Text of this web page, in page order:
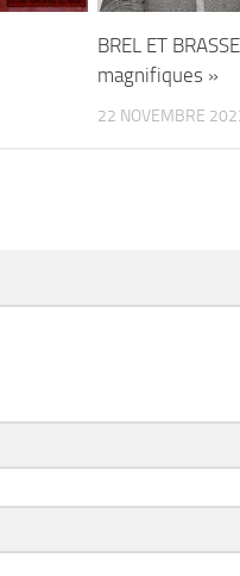
BREL ET
magnifiques »
22 NOVEMBRE